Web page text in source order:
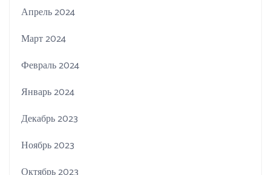
Апрель 2024
Март 2024
Февраль 2024
Январь 2024
Декабрь 2023
Ноябрь 2023